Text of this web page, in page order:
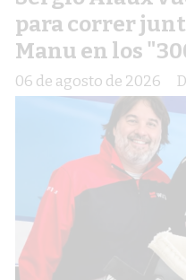
para correr
Manu en los
06 de agosto de 2026